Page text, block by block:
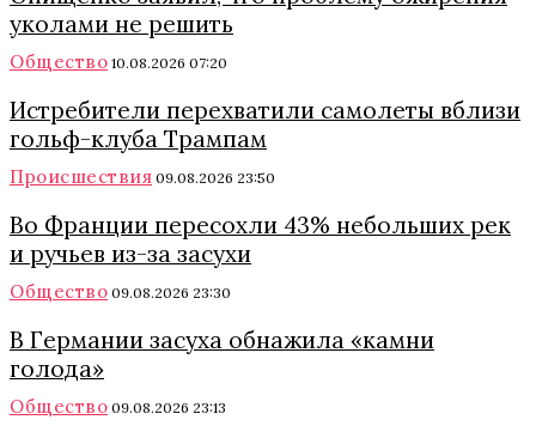
уколами не решить
Общество 10.08.2026 07:20
Истребители перехватили самолеты вблизи
гольф-клуба Трампам
Происшествия 09.08.2026 23:50
Во Франции пересохли 43% небольших рек
и ручьев из-за засухи
Общество 09.08.2026 23:30
В Германии засуха обнажила «камни
голода»
Общество 09.08.2026 23:13